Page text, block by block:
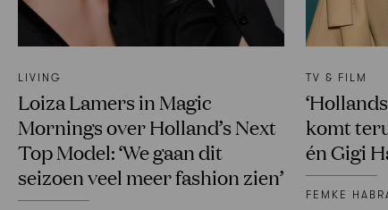
LIVING
Loiza Lamers in Magic
Mornings over Holland’s Next
Top Model: ‘We gaan dit
seizoen veel meer fashion zien’
TV & FILM
komt
én Gigi
FEMKE